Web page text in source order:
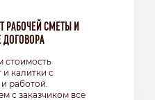
РАБОЧЕЙ СМЕТЫ И
ДОГОВОРА
стоимость
и калитки с
работой.
с заказчиком все